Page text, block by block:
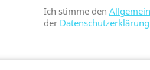
Ich stimme den
der Datenschutzerklärung